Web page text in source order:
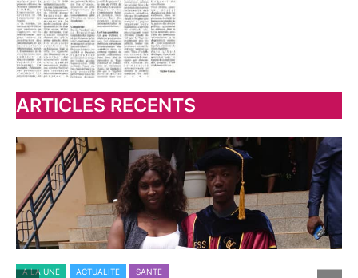
ARTICLES RECENTS
A LA UNE ACTUALITE